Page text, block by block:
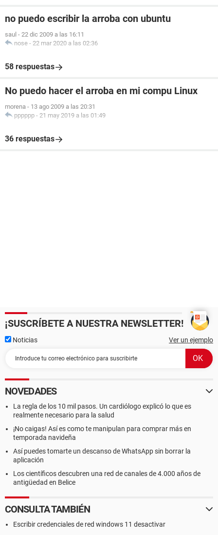
no puedo escribir la arroba con ubuntu
saul - 22 dic 2009 a las 16:11
nose - 22 mar 2020 a las 02:36
58 respuestas
No puedo hacer el arroba en mi compu Linux
morena - 13 ago 2009 a las 20:31
pppppp - 21 may 2019 a las 01:49
36 respuestas
¡SUSCRÍBETE A NUESTRA NEWSLETTER!
Noticias Ver un ejemplo
NOVEDADES
La regla de los 10 mil pasos. Un cardiólogo explicó lo que es
realmente necesario para la salud
¡No caigas! Así es como te manipulan para comprar más en
temporada navideña
Así puedes tomarte un descanso de WhatsApp sin borrar la
aplicación
Los científicos descubren una red de canales de 4.000 años de
antigüedad en Belice
CONSULTA TAMBIÉN
Escribir credenciales de red windows 11 desactivar